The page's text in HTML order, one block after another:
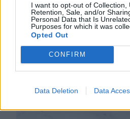
I want to opt-out of Collection,
Retention, Sale, and/or
Personal Data that Is
Purposes for which it was
Opted Out
CONFIRM
Data Deletion Data